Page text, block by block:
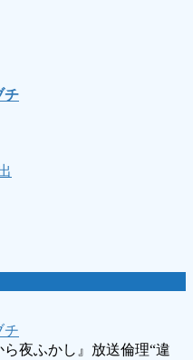
チ
チ
ら夜ふかし』放送倫理“違